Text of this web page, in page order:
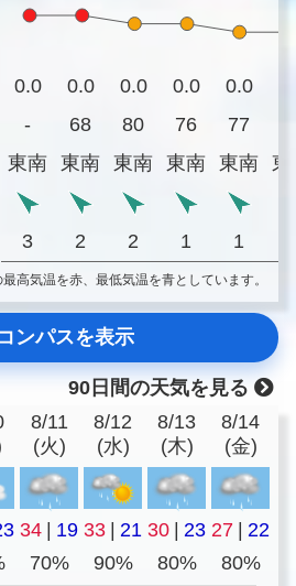
0.0 0.0 0.0 0.0 0.0
-
68 80 76 77
東南
東南 東南 東南 東南 東
3 2 2 1 1
高気温を赤、最低気温を青としています。
ンパスを表示
90日間の天気を見る
8/11
(火)
8/12
(水)
8/13
(木)
8/14
(金)
34 | 19 33 | 21 30 | 23 27 | 22
70% 90% 80% 80%